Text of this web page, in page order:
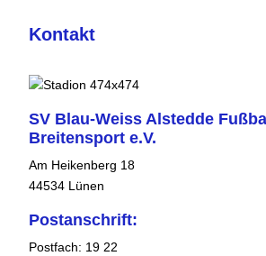
Kontakt
SV Blau-Weiss Alstedde
Breitensport e.V.
Am Heikenberg 18
44534 Lünen
Postanschrift:
Postfach: 19 22